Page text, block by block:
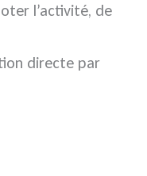
l’activité, de
directe par